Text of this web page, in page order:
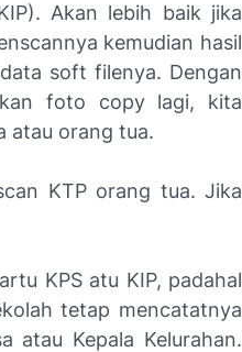
Akan lebih baik jika
kemudian hasil
soft filenya. Dengan
foto copy lagi, kita
atau orang tua.
KTP orang tua. Jika
KPS atu KIP, padahal
tetap mencatatnya
atau Kepala Kelurahan.